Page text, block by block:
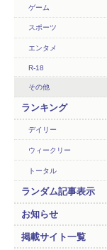
ゲーム
スポーツ
エンタメ
R-18
その他
ランキング
デイリー
ウィークリー
トータル
ランダム記事表示
お知らせ
掲載サイト一覧